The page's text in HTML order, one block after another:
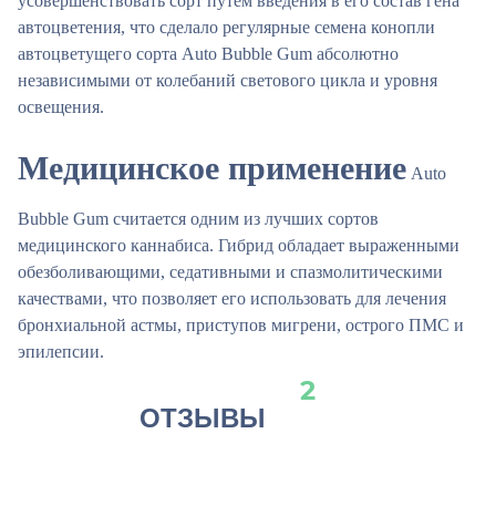
автоцветения, что сделало регулярные семена конопли
автоцветущего сорта Auto Bubble Gum абсолютно
независимыми от колебаний светового цикла и уровня
освещения.
Медицинское применение Auto
Bubble Gum считается одним из лучших сортов
медицинского каннабиса. Гибрид обладает выраженными
обезболивающими, седативными и спазмолитическими
качествами, что позволяет его использовать для лечения
бронхиальной астмы, приступов мигрени, острого ПМС и
эпилепсии.
ОТЗЫВЫ
2